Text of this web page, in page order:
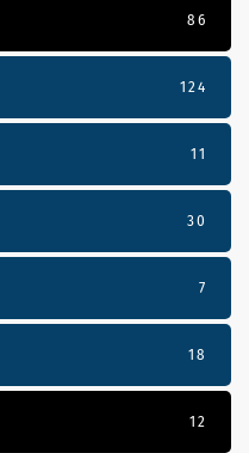
86
124
11
30
7
18
12